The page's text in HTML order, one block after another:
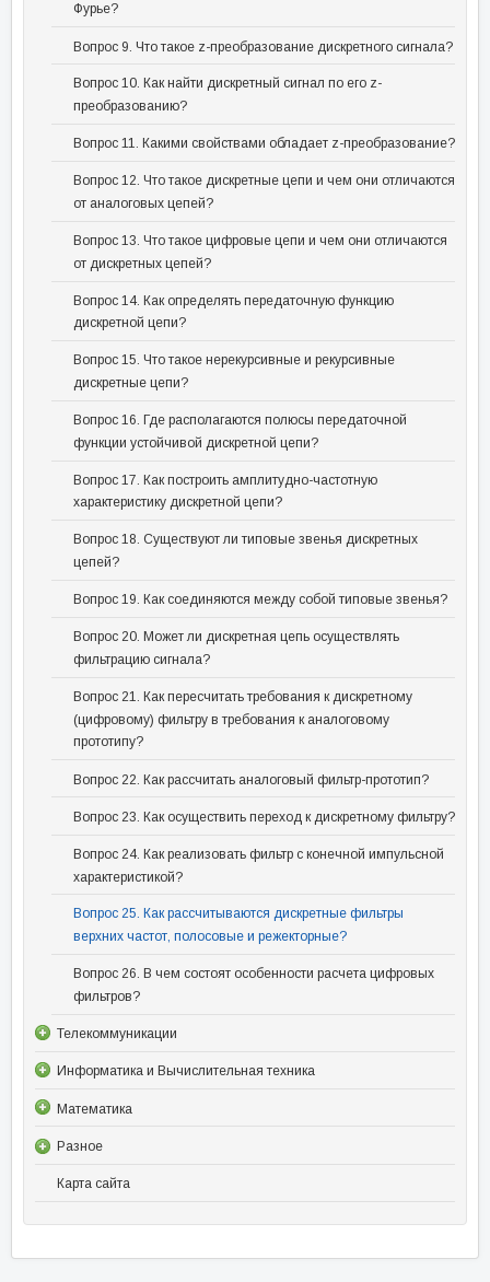
Фурье?
Вопрос 9. Что такое z-преобразование дискретного сигнала?
Вопрос 10. Как найти дискретный сигнал по его z-
преобразованию?
Вопрос 11. Какими свойствами обладает z-преобразование?
Вопрос 12. Что такое дискретные цепи и чем они отличаются
от аналоговых цепей?
Вопрос 13. Что такое цифровые цепи и чем они отличаются
от дискретных цепей?
Вопрос 14. Как определять передаточную функцию
дискретной цепи?
Вопрос 15. Что такое нерекурсивные и рекурсивные
дискретные цепи?
Вопрос 16. Где располагаются полюсы передаточной
функции устойчивой дискретной цепи?
Вопрос 17. Как построить амплитудно-частотную
характеристику дискретной цепи?
Вопрос 18. Существуют ли типовые звенья дискретных
цепей?
Вопрос 19. Как соединяются между собой типовые звенья?
Вопрос 20. Может ли дискретная цепь осуществлять
фильтрацию сигнала?
Вопрос 21. Как пересчитать требования к дискретному
(цифровому) фильтру в требования к аналоговому
прототипу?
Вопрос 22. Как рассчитать аналоговый фильтр-прототип?
Вопрос 23. Как осуществить переход к дискретному фильтру?
Вопрос 24. Как реализовать фильтр с конечной импульсной
характеристикой?
Вопрос 25. Как рассчитываются дискретные фильтры
верхних частот, полосовые и режекторные?
Вопрос 26. В чем состоят особенности расчета цифровых
фильтров?
Телекоммуникации
Информатика и Вычислительная техника
Математика
Разное
Карта сайта